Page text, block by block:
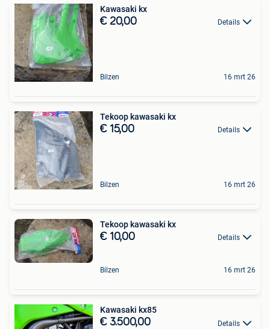
Kawasaki kx
€ 20,00 Details
Bilzen 16 mrt 26
Tekoop kawasaki kx
€ 15,00 Details
Bilzen 16 mrt 26
Tekoop kawasaki kx
€ 10,00 Details
Bilzen 16 mrt 26
Kawasaki kx85
€ 3.500,00 Details